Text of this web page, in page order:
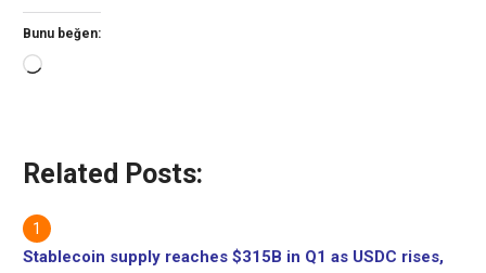
Bunu beğen:
Yükleniyor...
Related Posts:
Stablecoin supply reaches $315B in Q1 as USDC rises,